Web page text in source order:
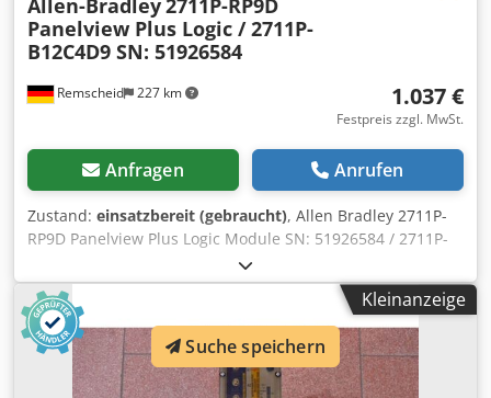
Remscheid 227 km
Allen-Bradley2711P-RP9D
Panelview Plus Logic / 2711P-
B12C4D9 SN: 51926584
1.037 €
Festpreis zzgl. MwSt.
Anfragen Anrufen
Zustand: einsatzbereit (gebraucht), Allen Bradley 2711P-
RP9D Panelview Plus Logic Module SN: 51926584 / 2711P-
B12C4D9,gebraucht, normale Gebrauchsspuren, 100%
funktionsfähig, Lieferumfang gem. Fotos Djdpsx Equisfx
Am Ajwa
Kleinanzeige
Suche speichern